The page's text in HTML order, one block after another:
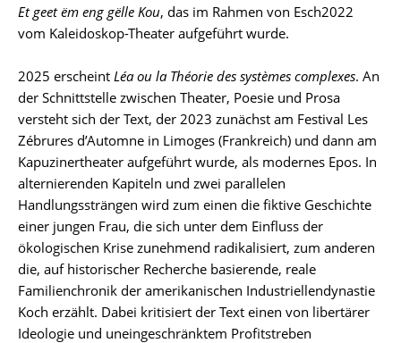
Et geet ëm eng gëlle Kou, das im Rahmen von Esch2022
vom Kaleidoskop-Theater aufgeführt wurde.
2025 erscheint Léa ou la Théorie des systèmes complexes. An
der Schnittstelle zwischen Theater, Poesie und Prosa
versteht sich der Text, der 2023 zunächst am Festival Les
Zébrures d’Automne in Limoges (Frankreich) und dann am
Kapuzinertheater aufgeführt wurde, als modernes Epos. In
alternierenden Kapiteln und zwei parallelen
Handlungssträngen wird zum einen die fiktive Geschichte
einer jungen Frau, die sich unter dem Einfluss der
ökologischen Krise zunehmend radikalisiert, zum anderen
die, auf historischer Recherche basierende, reale
Familienchronik der amerikanischen Industriellendynastie
Koch erzählt. Dabei kritisiert der Text einen von libertärer
Ideologie und uneingeschränktem Profitstreben